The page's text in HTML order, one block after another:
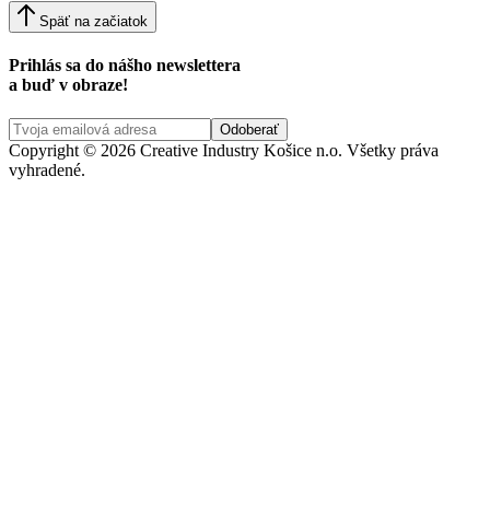
Späť na začiatok
Prihlás sa do nášho newslettera
a buď v obraze!
Copyright © 2026 Creative Industry Košice n.o. Všetky práva
vyhradené.